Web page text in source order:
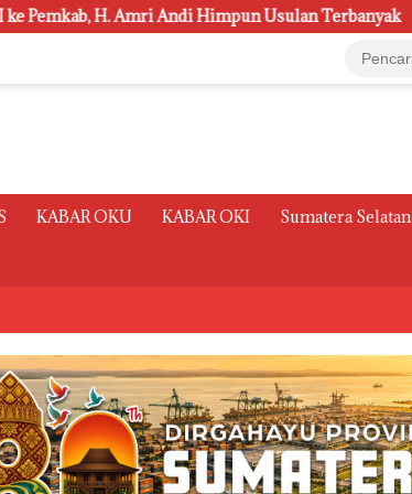
Usulan Terbanyak Polsri Juara Umum
KABAR OKU KABAR OKI Sumatera Selatan